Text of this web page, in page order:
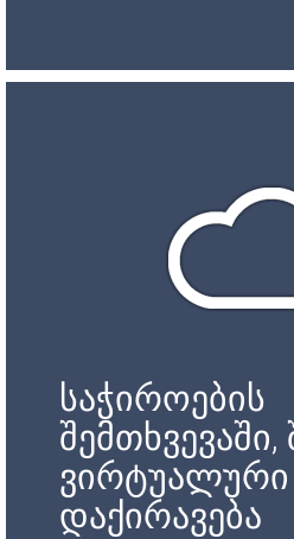
საჭიროების
ვირტუალური
დაქირავება